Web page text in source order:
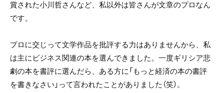
賞された小川哲さんなど、私以外は皆さんが文章のプロなん
です。
プロに交じって文学作品を批評する力はありませんから、私
は主にビジネス関連の本を選んできました。一度ギリシア悲
劇の本を書評に選んだら、ある方に「もっと経済の本の書評
を書きなさい」って言われたことがありました（笑）。